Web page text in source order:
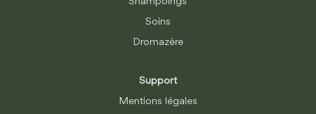
Soins
Dromazère
Support
Mentions légales